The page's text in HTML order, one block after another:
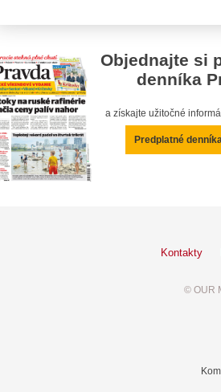
Objednajte si
denníka
a získajte užitočné
Predplatné
Kontakty
© OUR